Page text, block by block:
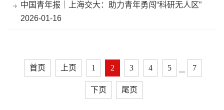
中国青年报｜上海交大：助力青年勇闯“科研无人区”
2026-01-16
首页 上页 1 2 3 4 5 ... 7
下页 尾页